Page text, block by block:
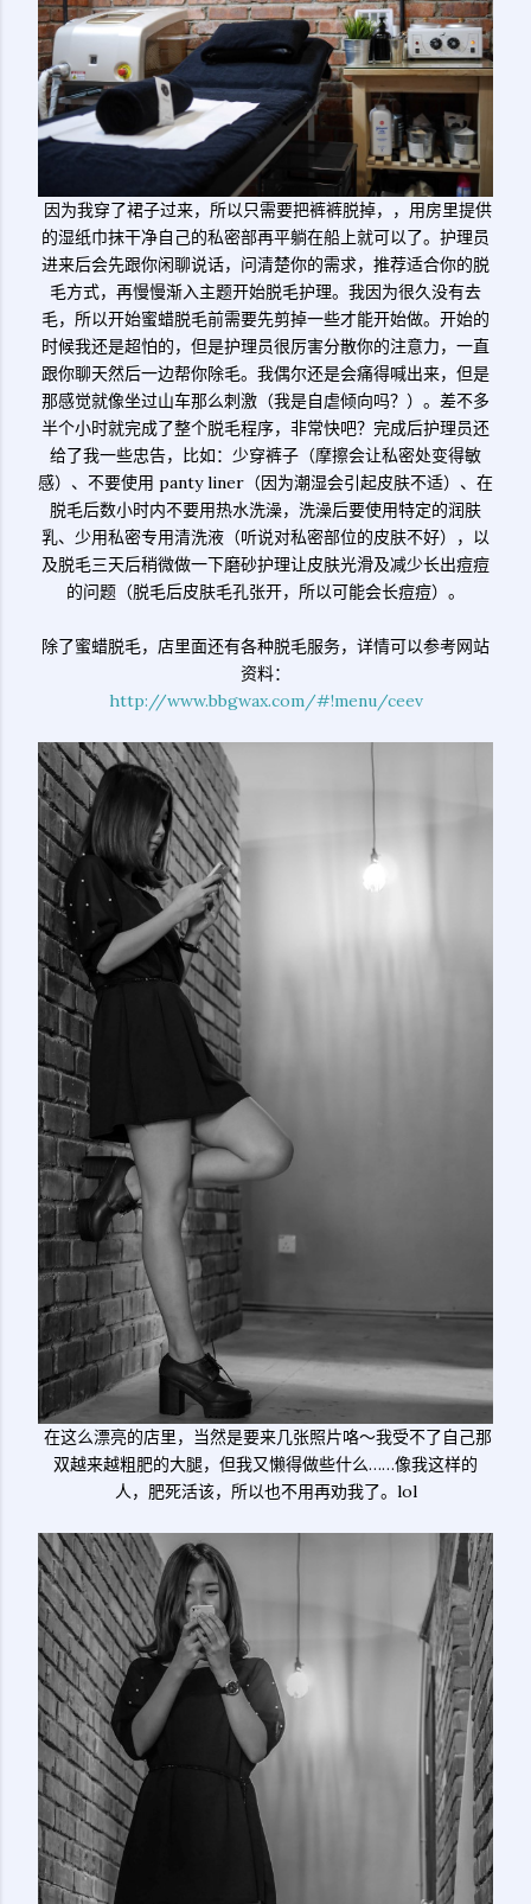
因为我穿了裙子过来，所以只需要把裤裤脱掉，，用房里提供
的湿纸巾抹干净自己的私密部再平躺在船上就可以了。护理员
进来后会先跟你闲聊说话，问清楚你的需求，推荐适合你的脱
毛方式，再慢慢渐入主题开始脱毛护理。我因为很久没有去
毛，所以开始蜜蜡脱毛前需要先剪掉一些才能开始做。开始的
时候我还是超怕的，但是护理员很厉害分散你的注意力，一直
跟你聊天然后一边帮你除毛。我偶尔还是会痛得喊出来，但是
那感觉就像坐过山车那么刺激（我是自虐倾向吗？）。差不多
半个小时就完成了整个脱毛程序，非常快吧？完成后护理员还
给了我一些忠告，比如：少穿裤子（摩擦会让私密处变得敏
感）、不要使用 panty liner（因为潮湿会引起皮肤不适）、在
脱毛后数小时内不要用热水洗澡，洗澡后要使用特定的润肤
乳、少用私密专用清洗液（听说对私密部位的皮肤不好），以
及脱毛三天后稍微做一下磨砂护理让皮肤光滑及减少长出痘痘
的问题（脱毛后皮肤毛孔张开，所以可能会长痘痘）。
除了蜜蜡脱毛，店里面还有各种脱毛服务，详情可以参考网站
资料：
http://www.bbgwax.com/#!menu/ceev
在这么漂亮的店里，当然是要来几张照片咯～我受不了自己那
双越来越粗肥的大腿，但我又懒得做些什么……像我这样的
人，肥死活该，所以也不用再劝我了。lol